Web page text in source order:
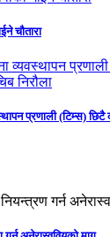
चौतारा
प्रणाली (टिम्स)